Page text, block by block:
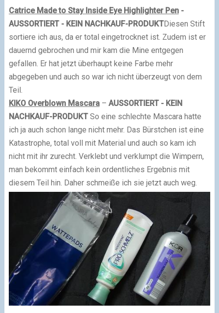
Catrice Made to Stay Inside Eye Highlighter Pen-
AUSSORTIERT - KEIN NACHKAUF-PRODUKTDiesen Stift
sortiere ich aus, da er total eingetrocknet ist. Zudem ist er
dauernd gebrochen und mir kam die Mine entgegen
gefallen. Er hat jetzt überhaupt keine Farbe mehr
abgegeben und auch so war ich nicht überzeugt von dem
Teil.
KIKO Overblown Mascara– AUSSORTIERT - KEIN
NACHKAUF-PRODUKT So eine schlechte Mascara hatte
ich ja auch schon lange nicht mehr. Das Bürstchen ist eine
Katastrophe, total voll mit Material und auch so kam ich
nicht mit ihr zurecht. Verklebt und verklumpt die Wimpern,
man bekommt einfach kein ordentliches Ergebnis mit
diesem Teil hin. Daher schmeiße ich sie jetzt auch weg.